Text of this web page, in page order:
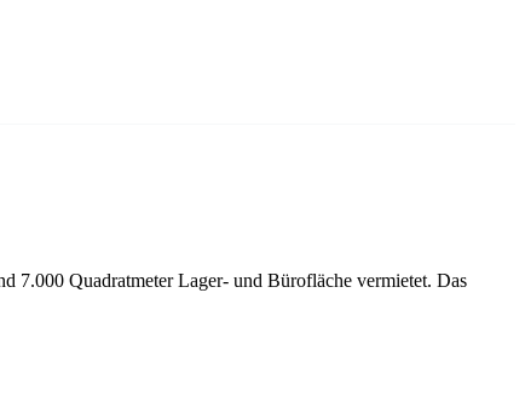
7.000 Quadratmeter Lager- und Bürofläche vermietet. Das